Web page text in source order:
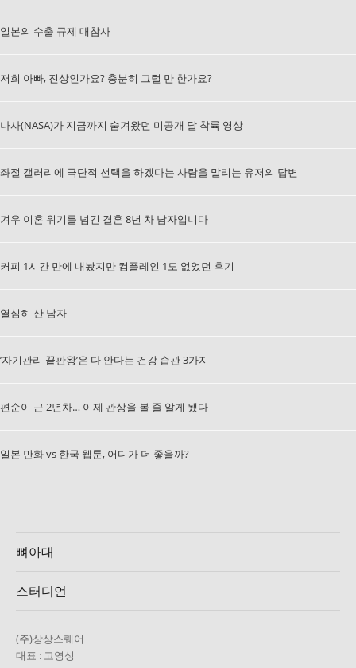
일본의 수출 규제 대참사
저희 아빠, 진상인가요? 충분히 그럴 만 한가요?
나사(NASA)가 지금까지 숨겨왔던 미공개 달 착륙 영상
좌절 갤러리에 극단적 선택을 하겠다는 사람을 말리는 유저의 답변
겨우 이혼 위기를 넘긴 결혼 8년 차 남자입니다
커피 1시간 만에 내놨지만 컴플레인 1도 없었던 후기
열심히 산 남자
’자기관리 끝판왕’은 다 안다는 건강 습관 3가지
편순이 근 2년차… 이제 관상을 볼 줄 알게 됐다
일본 만화 vs 한국 웹툰, 어디가 더 좋을까?
뼈아대
스터디언
(주)상상스퀘어
대표 : 고영성